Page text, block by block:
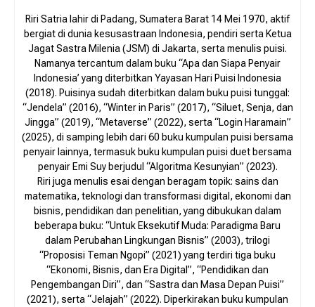
Riri Satria lahir di Padang, Sumatera Barat 14 Mei 1970, aktif
bergiat di dunia kesusastraan Indonesia, pendiri serta Ketua
Jagat Sastra Milenia (JSM) di Jakarta, serta menulis puisi.
Namanya tercantum dalam buku “Apa dan Siapa Penyair
Indonesia’ yang diterbitkan Yayasan Hari Puisi Indonesia
(2018). Puisinya sudah diterbitkan dalam buku puisi tunggal:
“Jendela” (2016), “Winter in Paris” (2017), “Siluet, Senja, dan
Jingga” (2019), “Metaverse” (2022), serta “Login Haramain”
(2025), di samping lebih dari 60 buku kumpulan puisi bersama
penyair lainnya, termasuk buku kumpulan puisi duet bersama
penyair Emi Suy berjudul “Algoritma Kesunyian” (2023).
Riri juga menulis esai dengan beragam topik: sains dan
matematika, teknologi dan transformasi digital, ekonomi dan
bisnis, pendidikan dan penelitian, yang dibukukan dalam
beberapa buku: “Untuk Eksekutif Muda: Paradigma Baru
dalam Perubahan Lingkungan Bisnis” (2003), trilogi
“Proposisi Teman Ngopi” (2021) yang terdiri tiga buku
“Ekonomi, Bisnis, dan Era Digital”, “Pendidikan dan
Pengembangan Diri”, dan “Sastra dan Masa Depan Puisi”
(2021), serta “Jelajah” (2022). Diperkirakan buku kumpulan